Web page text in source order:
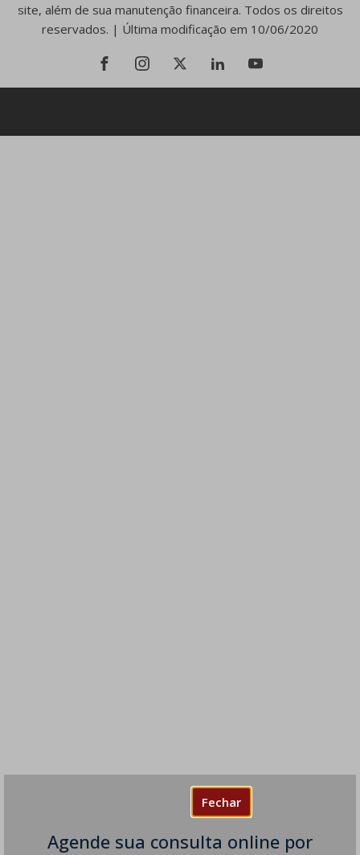
Fechar
Agende sua consulta online por
site, além de sua manutenção financeira. Todos os direitos
reservados. | Última modificação em 10/06/2020